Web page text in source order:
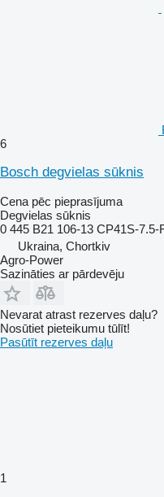
6
Bosch degvielas sūknis
Cena pēc pieprasījuma
Degvielas sūknis
0 445 B21 106-13 CP41S-
Ukraina, Chortkiv
Agro-Power
Sazināties ar pārdevēju
Nevarat atrast rezerves daļu?
Nosūtiet pieteikumu tūlīt!
Pasūtīt rezerves daļu
1